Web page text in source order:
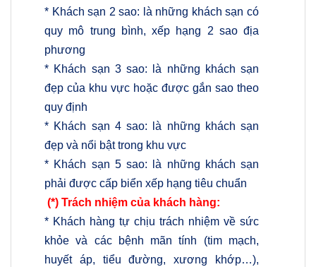
* Khách sạn 2 sao: là những khách sạn có
quy mô trung bình, xếp hạng 2 sao địa
phương
* Khách sạn 3 sao: là những khách sạn
đẹp của khu vực hoặc được gắn sao theo
quy định
* Khách sạn 4 sao: là những khách sạn
đẹp và nổi bật trong khu vực
* Khách sạn 5 sao: là những khách sạn
phải được cấp biển xếp hạng tiêu chuẩn
(*) Trách nhiệm của khách hàng:
* Khách hàng tự chịu trách nhiệm về sức
khỏe và các bệnh mãn tính (tim mạch,
huyết áp, tiểu đường, xương khớp…),